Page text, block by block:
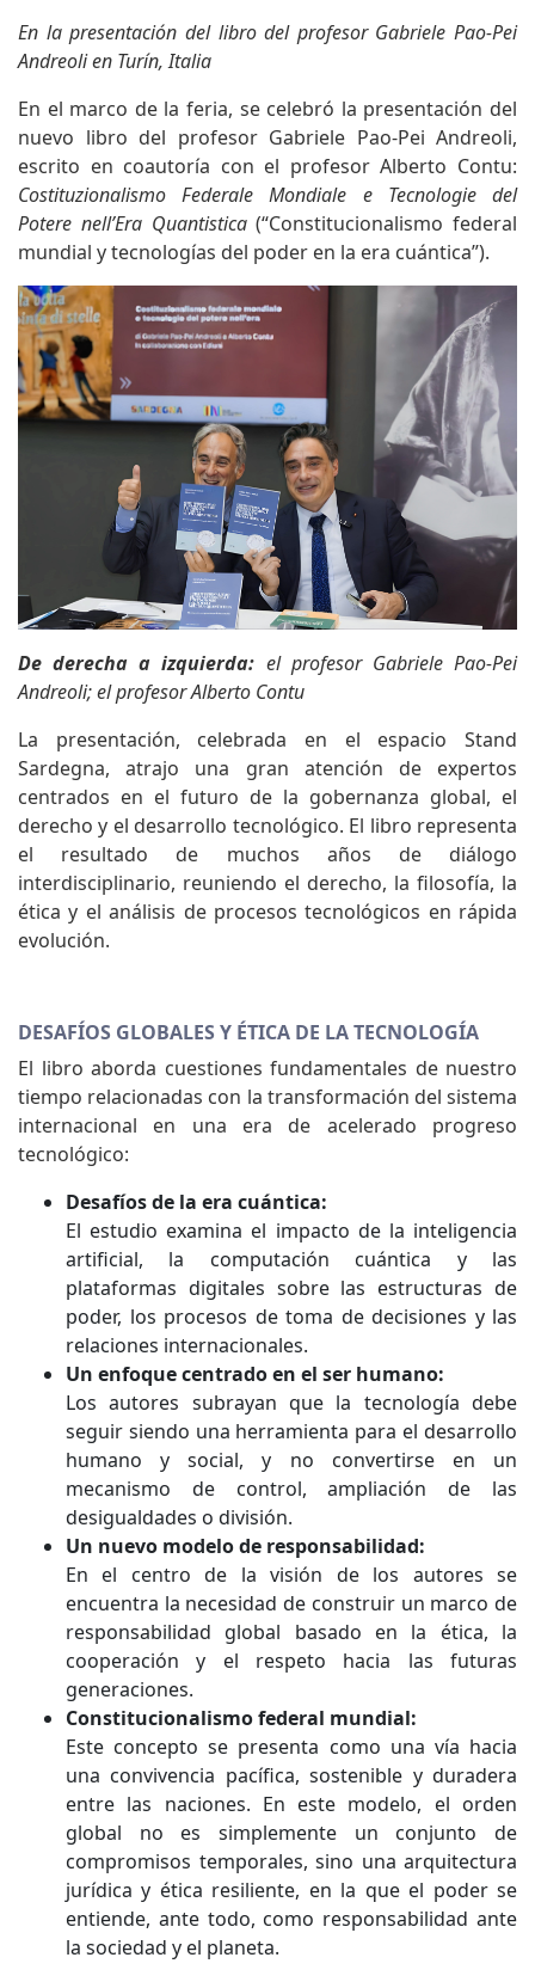
En la presentación del libro del profesor Gabriele Pao-Pei
Andreoli en Turín, Italia
En el marco de la feria, se celebró la presentación del
nuevo libro del profesor Gabriele Pao-Pei Andreoli,
escrito en coautoría con el profesor Alberto Contu:
Costituzionalismo Federale Mondiale e Tecnologie del
Potere nell’Era Quantistica(“Constitucionalismo federal
mundial y tecnologías del poder en la era cuántica”).
De derecha a izquierda: el profesor Gabriele Pao-Pei
Andreoli; el profesor Alberto Contu
La presentación, celebrada en el espacio Stand
Sardegna, atrajo una gran atención de expertos
centrados en el futuro de la gobernanza global, el
derecho y el desarrollo tecnológico. El libro representa
el resultado de muchos años de diálogo
interdisciplinario, reuniendo el derecho, la filosofía, la
ética y el análisis de procesos tecnológicos en rápida
evolución.
DESAFÍOS GLOBALES Y ÉTICA DE LA TECNOLOGÍA
El libro aborda cuestiones fundamentales de nuestro
tiempo relacionadas con la transformación del sistema
internacional en una era de acelerado progreso
tecnológico:
Desafíos de la era cuántica:
El estudio examina el impacto de la inteligencia
artificial, la computación cuántica y las
plataformas digitales sobre las estructuras de
poder, los procesos de toma de decisiones y las
relaciones internacionales.
Un enfoque centrado en el ser humano:
Los autores subrayan que la tecnología debe
seguir siendo una herramienta para el desarrollo
humano y social, y no convertirse en un
mecanismo de control, ampliación de las
desigualdades o división.
Un nuevo modelo de responsabilidad:
En el centro de la visión de los autores se
encuentra la necesidad de construir un marco de
responsabilidad global basado en la ética, la
cooperación y el respeto hacia las futuras
generaciones.
Constitucionalismo federal mundial:
Este concepto se presenta como una vía hacia
una convivencia pacífica, sostenible y duradera
entre las naciones. En este modelo, el orden
global no es simplemente un conjunto de
compromisos temporales, sino una arquitectura
jurídica y ética resiliente, en la que el poder se
entiende, ante todo, como responsabilidad ante
la sociedad y el planeta.